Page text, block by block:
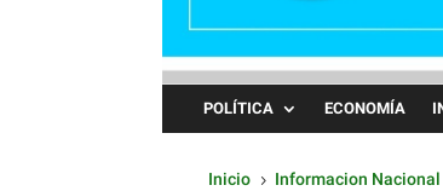
POLÍTICA ECONOMÍA
Inicio 5 Informacion Nacional